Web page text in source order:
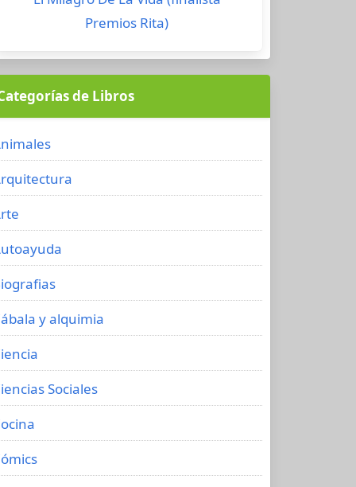
Premios Rita)
de Libros
y alquimia
Sociales